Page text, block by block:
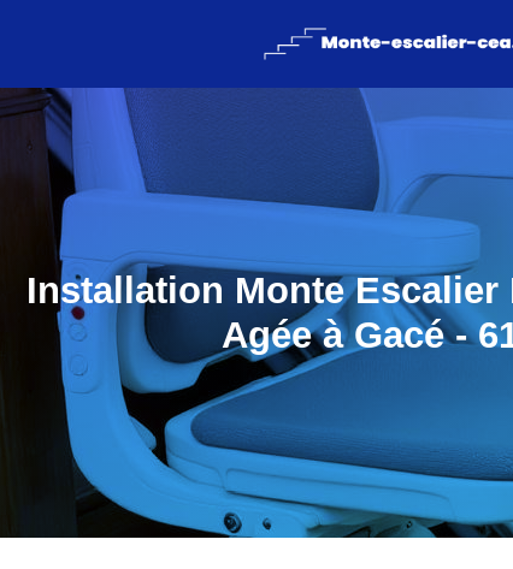
Installation Monte Escalier
Agée à Gacé -